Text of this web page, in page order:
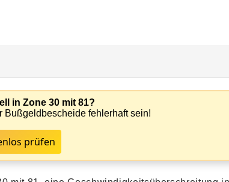
in Zone 30 mit 81?
Bußgeldbescheide fehlerhaft sein!
prüfen